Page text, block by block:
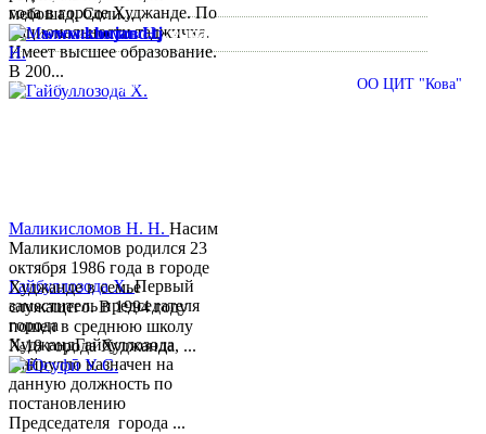
года в городе Худжанде. По
национальности таджичка.
Имеет высшее образование.
В 200...
Гайбуллозода Х.Первый
заместитель председателя
города
ХуджандГайбуллозода
Хайрулло назначен на
данную должность по
постановлению
Председателя города ...
мебошад. Соли...
Маликисломов Н. Н. Насим
Маликисломов родился 23
октября 1986 года в городе
Худжанде в семье
служащего. В 1994 году
пошел в среднюю школу
№18 города Худжанда, ...
www.khujand.tj, e-mail:
© 2013-2018 Разработчик и техническая поддержка ОО ЦИТ "Кова"